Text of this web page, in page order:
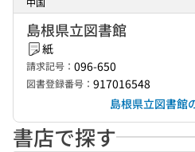
島根県立図書館
紙
請求記号： 096-650
図書登録番号： 917016548
島根県立図書館
書店で探す